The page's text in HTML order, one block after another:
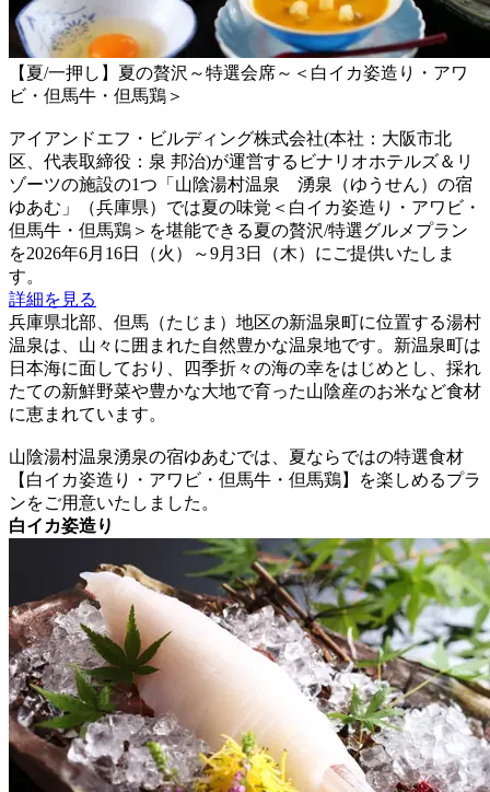
【夏/一押し】夏の贅沢～特選会席～＜白イカ姿造り・アワ
ビ・但馬牛・但馬鶏＞
アイアンドエフ・ビルディング株式会社(本社：大阪市北
区、代表取締役：泉 邦治)が運営するビナリオホテルズ＆リ
ゾーツの施設の1つ「山陰湯村温泉 湧泉（ゆうせん）の宿
ゆあむ」（兵庫県）では夏の味覚＜白イカ姿造り・アワビ・
但馬牛・但馬鶏＞を堪能できる夏の贅沢/特選グルメプラン
を2026年6月16日（火）～9月3日（木）にご提供いたしま
す。
詳細を見る
兵庫県北部、但馬（たじま）地区の新温泉町に位置する湯村
温泉は、山々に囲まれた自然豊かな温泉地です。新温泉町は
日本海に面しており、四季折々の海の幸をはじめとし、採れ
たての新鮮野菜や豊かな大地で育った山陰産のお米など食材
に恵まれています。
山陰湯村温泉湧泉の宿ゆあむでは、夏ならではの特選食材
【白イカ姿造り・アワビ・但馬牛・但馬鶏】を楽しめるプラ
ンをご用意いたしました。
白イカ姿造り